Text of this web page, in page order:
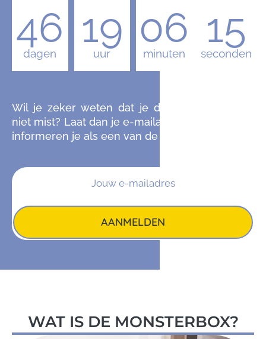
46
dagen
19
uur
06
minuten
14
seconden
Wil je zeker weten dat je de komende editie
niet mist? Laat dan je e-mailadres achter en we
informeren je als een van de eersten.
AANMELDEN
WAT IS DE MONSTERBOX?